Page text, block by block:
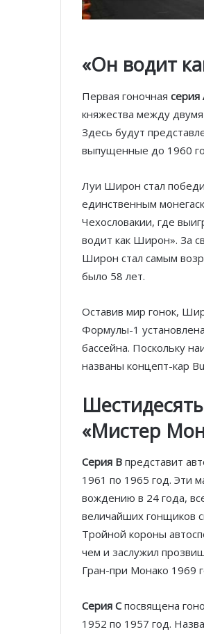
«Он водит
Первая гоночная серия
княжества между
Здесь будут
выпущенные до 1960
Луи Широн стал
единственным
Чехословакии, где
водит как Широн». За
Широн стал самым
было 58 лет.
Оставив мир гонок,
Формулы-1 установлена
бассейна. Поскольку
названы концепт-кар
«Мистер
Серия B представит
1961 по 1965 год. Эти
вождению в 24 года,
величайших гонщиков
Тройной короны
чем и заслужил
Гран-при Монако 1969
Серия Cпосвящена
1952 по 1957 год.